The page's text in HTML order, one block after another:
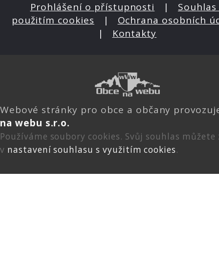
Prohlášení o přístupnosti | Souhlas
použitím cookies | Ochrana osobních
| Kontakty
Webové stránky pro obce a občany
na webu s.r.o.
Používáme soubory cookies. Svůj souhlas
v nastavení souhlasu s využitím cookies.